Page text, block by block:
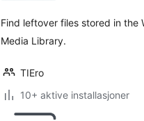
Find leftover files stored in the
Media Library.
TIEro
10+ aktive installasjoner